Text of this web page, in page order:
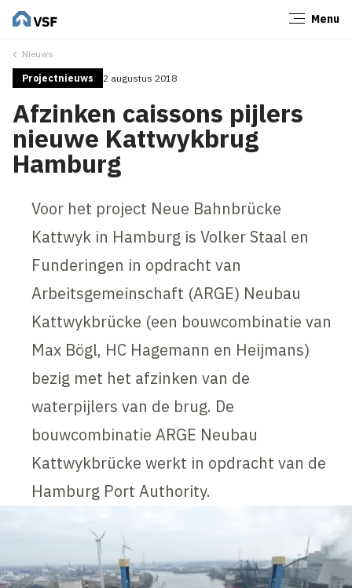
Menu
Nieuws
Projectnieuws 2 augustus 2018
Afzinken caissons pijlers
nieuwe Kattwykbrug
Hamburg
Voor het project Neue Bahnbrücke
Kattwyk in Hamburg is Volker Staal en
Funderingen in opdracht van
Arbeitsgemeinschaft (ARGE) Neubau
Kattwykbrücke (een bouwcombinatie van
Max Bögl, HC Hagemann en Heijmans)
bezig met het afzinken van de
waterpijlers van de brug. De
bouwcombinatie ARGE Neubau
Kattwykbrücke werkt in opdracht van de
Hamburg Port Authority.
Sluiten